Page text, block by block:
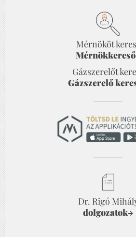
Mérnököt
Mérnökkereső
Gázszerelőt
Gázszerelő
Dr. Rigó
dolgozatok→